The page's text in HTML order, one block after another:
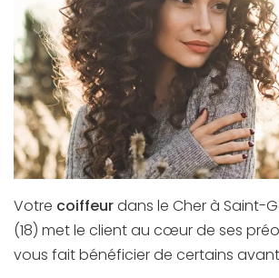
Votre coiffeurdans le Cher à Saint-
(18) met le client au cœur de ses
vous fait bénéficier de certains